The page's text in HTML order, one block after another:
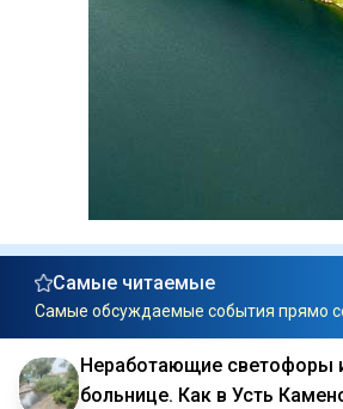
Самые читаемые
Самые обсуждаемые события прямо
Неработающие светофоры
больнице. Как в Усть